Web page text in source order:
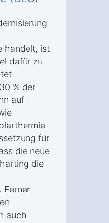
handelt, ist
dafür zu
% der
auf
für
die neue
die
Ferner
auch